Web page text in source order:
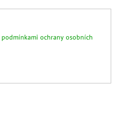
podmínkami ochrany osobních